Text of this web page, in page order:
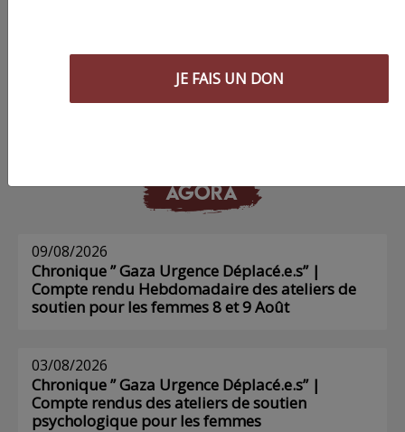
Poing !
AGORA
09/08/2026
Chronique ” Gaza Urgence Déplacé.e.s” |
Compte rendu Hebdomadaire des ateliers de
soutien pour les femmes 8 et 9 Août
03/08/2026
Chronique ” Gaza Urgence Déplacé.e.s” |
Compte rendus des ateliers de soutien
psychologique pour les femmes
JE FAIS UN DON